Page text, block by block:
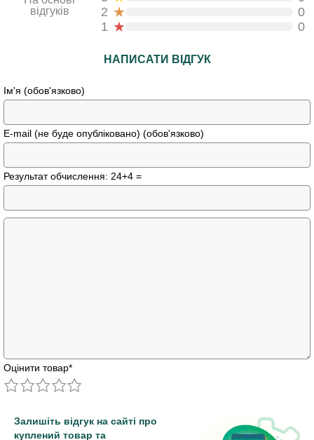
відгуків
2 ★
0
1 ★ 0
НАПИСАТИ ВІДГУК
Ім'я (обов'язково)
E-mail (не буде опубліковано) (обов'язково)
Результат обчислення: 24+4 =
Оцінити товар*
Залишіть відгук на сайті про
куплений товар та